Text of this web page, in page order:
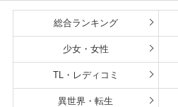
総合ランキング
少女・女性
TL・レディコミ
異世界・転生